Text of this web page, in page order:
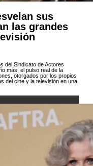
sus
las grandes
del Sindicato de Actores
más, el pulso real de la
otorgados por los propios
del cine y la televisión en una